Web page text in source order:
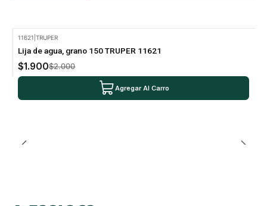
11621 |TRUPER
Lija de agua, grano 150 TRUPER 11621
$1.900$2.000
Agregar Al Carro